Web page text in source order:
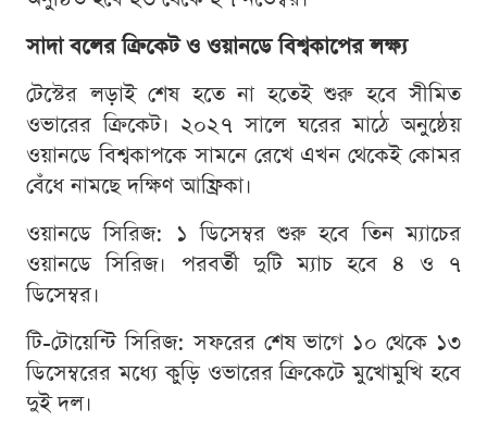
সাদা বলের ক্রিকেট ও ওয়ানডে বিশ্বকাপের লক্ষ্য
টেস্টের লড়াই শেষ হতে না হতেই শুরু হবে সীমিত
ওভারের ক্রিকেট। ২০২৭ সালে ঘরের মাঠে অনুষ্ঠেয়
ওয়ানডে বিশ্বকাপকে সামনে রেখে এখন থেকেই কোমর
বেঁধে নামছে দক্ষিণ আফ্রিকা।
ওয়ানডে সিরিজ: ১ ডিসেম্বর শুরু হবে তিন ম্যাচের
ওয়ানডে সিরিজ। পরবর্তী দুটি ম্যাচ হবে ৪ ও ৭
ডিসেম্বর।
টি-টোয়েন্টি সিরিজ: সফরের শেষ ভাগে ১০ থেকে ১৩
ডিসেম্বরের মধ্যে কুড়ি ওভারের ক্রিকেটে মুখোমুখি হবে
দুই দল।